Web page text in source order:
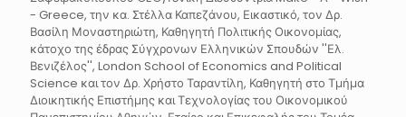
- Greece, την κα. Στέλλα Καπεζάνου, Εικαστικό, τον Δρ.
Βασίλη Μοναστηριώτη, Καθηγητή Πολιτικής Οικονομίας,
κάτοχο της έδρας Σύγχρονων Ελληνικών Σπουδών ''Ελ.
Βενιζέλος'', London School of Economics and Political
Science και τον Δρ. Χρήστο Ταραντίλη, Καθηγητή στο Τμήμα
Διοικητικής Επιστήμης και Τεχνολογίας του Οικονομικού